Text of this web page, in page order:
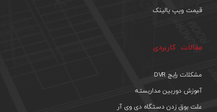
قیمت ویپ یالینک
مقالات کاربردی
مشکلات رایج DVR
آموزش دوربین مداربسته
علت بوق زدن دستگاه دی وی آر